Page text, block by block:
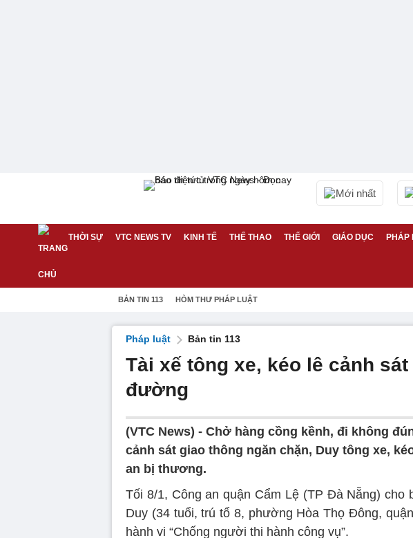
Mới nhất
THỜI SỰ VTC NEWS TV KINH TẾ THỂ THAO THẾ GIỚI GIÁO DỤC PHÁP
BẢN TIN 113 HÒM THƯ PHÁP LUẬT
Pháp luật Bản tin 113
Tài xế tông xe, kéo lê cảnh
đường
(VTC News) - Chở hàng cồng kềnh, đi không
cảnh sát giao thông ngăn chặn, Duy tông xe,
an bị thương.
Tối 8/1, Công an quận Cẩm Lệ (TP Đà Nẵng)
Duy (34 tuổi, trú tổ 8, phường Hòa Thọ Đông,
hành vi “Chống người thi hành công vụ”.